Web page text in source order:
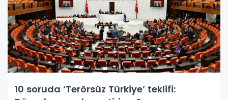
10 soruda ‘Terörsüz Türkiye’ teklifi: